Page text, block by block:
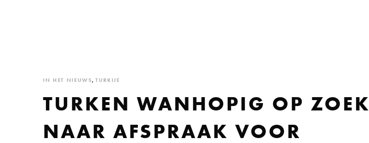
IN HET NIEUWS, TURKIJE
TURKEN WANHOPIG OP ZOEK
NAAR AFSPRAAK VOOR